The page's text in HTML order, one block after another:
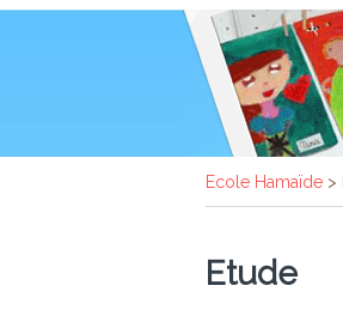
Ecole Hamaïde >
Etude